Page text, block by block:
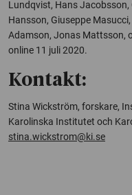
Lundqvist, Hans
Hansson, Giuseppe
Adamson, Jonas Mattsson,
online 11 juli 2020.
Kontakt:
Stina Wickström, forskare,
Karolinska Institutet och
stina.wickstrom@ki.se